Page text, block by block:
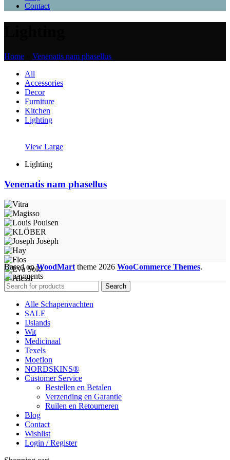
Contact
Home
Venenatis nam phasellus
All
Accessories
Decor
Furniture
Kitchen
Lighting
View Large
Lighting
Venenatis nam phasellus
Based onWoodMart theme 2026 WooCommerce Themes.
Search
Alle Schapenvachten
SALE
IJslands
Wit
Medicinaal
Texels
Moeflon
NORDSKINS®
Customer Service
Bestellen en Betalen
Verzending en Garantie
Ruilen en Retourneren
Blog
Contact
Wishlist
Login / Register